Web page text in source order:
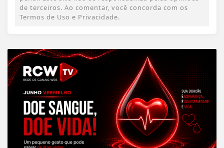
de terceiros. Ao comentar, você concorda com os
Termos de Uso e Privacidade.